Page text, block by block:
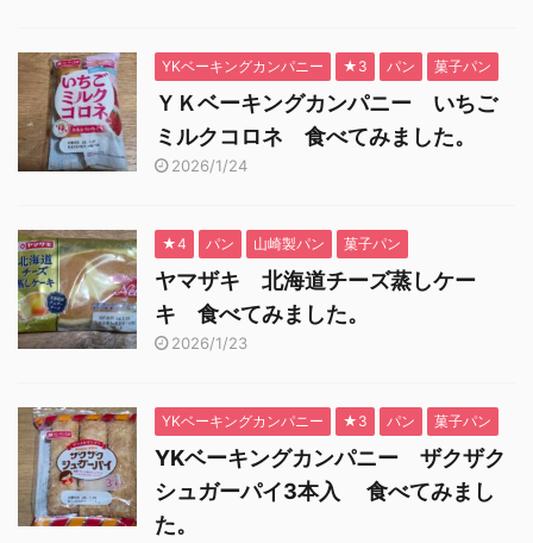
YKベーキングカンパニー ★3 パン 菓子パン
ＹＫベーキングカンパニー いちご
ミルクコロネ 食べてみました。
2026/1/24
★4 パン 山崎製パン 菓子パン
ヤマザキ 北海道チーズ蒸しケー
キ 食べてみました。
2026/1/23
YKベーキングカンパニー ★3 パン 菓子パン
YKベーキングカンパニー ザクザク
シュガーパイ3本入 食べてみまし
た。